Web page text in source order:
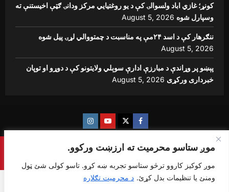
موږ ستاسو محرمیت ته ارزښت ورکوو.
موږ کوکیز کاروو ترڅو ستاسو تجربه ښه کړو. تاسو کولی شئ ټول
ومنئ یا تنظیمات بدل کړئ. د محرمیت تګلاره
کونړ؛ غازي اباد ولسوالۍ کې د یو روغتیايي مرکز ودانۍ ګټې اخیستنې ته
وسپارل شوه August 5, 2026
ننګرهار کې د اسد ۲۴مې په مناسبت د چمتووالي لړۍ پیل شوه
August 5, 2026
پېښو پر وړاندې د مبارزې ادارې سوېلي ولایتونو کې د دوړو او توپان
خبرداری ورکړی August 5, 2026
Facebook
Twitter
Youtube
Instagram
Copyright © {sharq news global} All rights reserved.|